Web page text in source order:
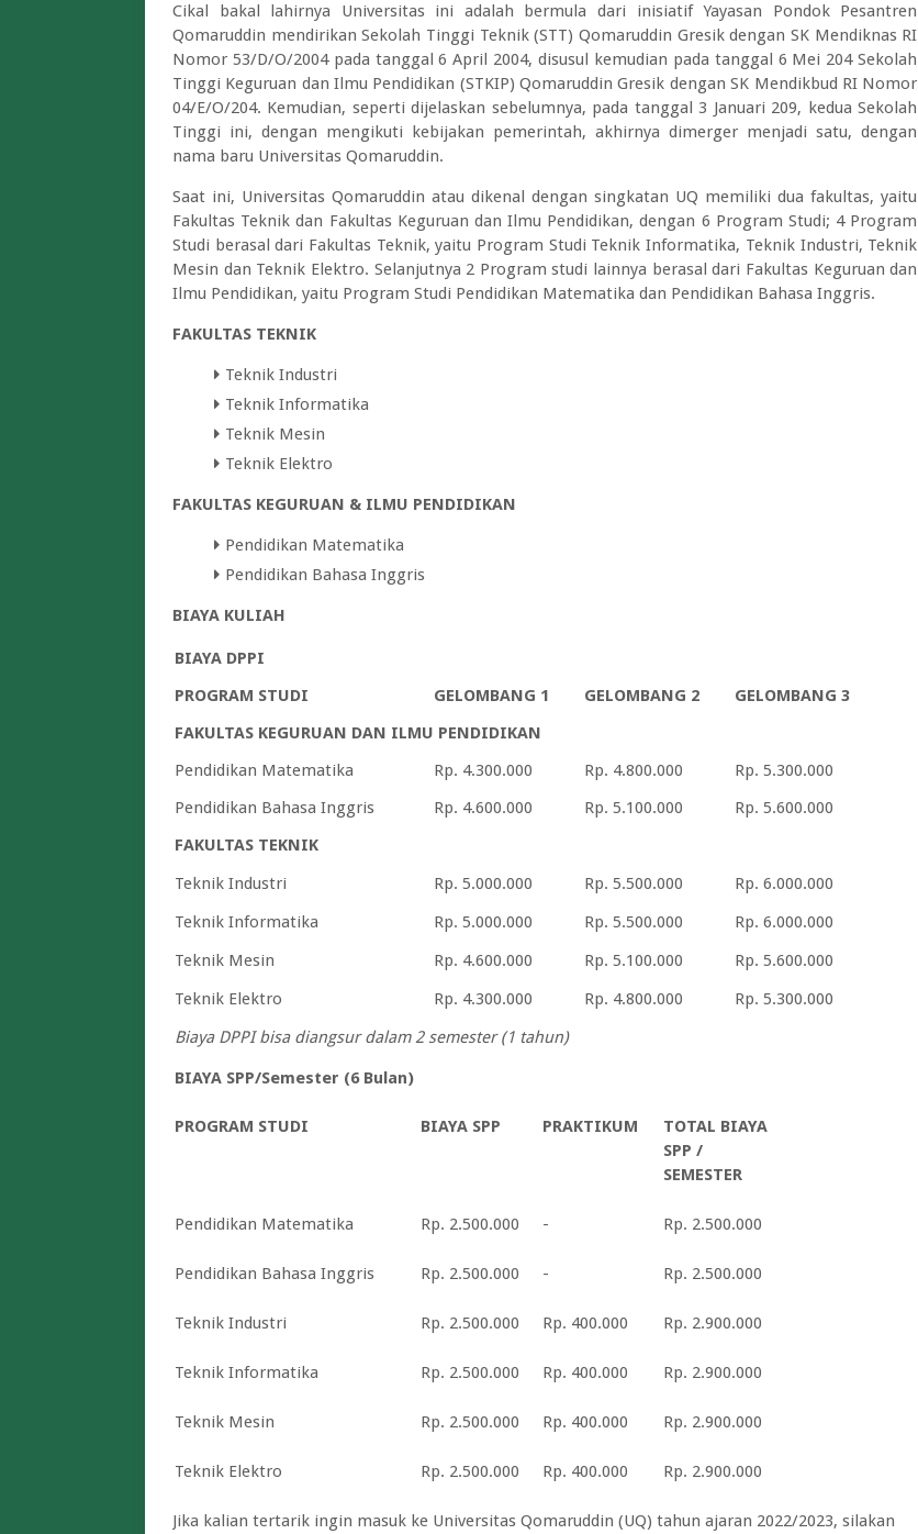
Cikal bakal lahirnya Universitas ini adalah bermula dari inisiatif Yayasan Pondok Pesantren
Qomaruddin mendirikan Sekolah Tinggi Teknik (STT) Qomaruddin Gresik dengan SK Mendiknas RI
Nomor 53/D/O/2004 pada tanggal 6 April 2004, disusul kemudian pada tanggal 6 Mei 204 Sekolah
Tinggi Keguruan dan Ilmu Pendidikan (STKIP) Qomaruddin Gresik dengan SK Mendikbud RI Nomor
04/E/O/204. Kemudian, seperti dijelaskan sebelumnya, pada tanggal 3 Januari 209, kedua Sekolah
Tinggi ini, dengan mengikuti kebijakan pemerintah, akhirnya dimerger menjadi satu, dengan
nama baru Universitas Qomaruddin.
Saat ini, Universitas Qomaruddin atau dikenal dengan singkatan UQ memiliki dua fakultas, yaitu
Fakultas Teknik dan Fakultas Keguruan dan Ilmu Pendidikan, dengan 6 Program Studi; 4 Program
Studi berasal dari Fakultas Teknik, yaitu Program Studi Teknik Informatika, Teknik Industri, Teknik
Mesin dan Teknik Elektro. Selanjutnya 2 Program studi lainnya berasal dari Fakultas Keguruan dan
Ilmu Pendidikan, yaitu Program Studi Pendidikan Matematika dan Pendidikan Bahasa Inggris.
FAKULTAS TEKNIK
Teknik Industri
Teknik Informatika
Teknik Mesin
Teknik Elektro
FAKULTAS KEGURUAN & ILMU PENDIDIKAN
Pendidikan Matematika
Pendidikan Bahasa Inggris
BIAYA KULIAH
BIAYA DPPI
PROGRAM STUDI
GELOMBANG 1 GELOMBANG 2
GELOMBANG 3
FAKULTAS KEGURUAN DAN ILMU PENDIDIKAN
Pendidikan Matematika
Rp. 4.300.000 Rp. 4.800.000
Rp. 5.300.000
Pendidikan Bahasa Inggris
Rp. 4.600.000 Rp. 5.100.000
Rp. 5.600.000
FAKULTAS TEKNIK
Teknik Industri
Rp. 5.000.000 Rp. 5.500.000
Rp. 6.000.000
Teknik Informatika
Rp. 5.000.000 Rp. 5.500.000
Rp. 6.000.000
Teknik Mesin
Rp. 4.600.000 Rp. 5.100.000
Rp. 5.600.000
Teknik Elektro
Rp. 4.300.000 Rp. 4.800.000
Rp. 5.300.000
Biaya DPPI bisa diangsur dalam 2 semester (1 tahun)
BIAYA SPP/Semester (6 Bulan)
PROGRAM STUDI BIAYA SPP PRAKTIKUM
TOTAL BIAYA
SPP /
SEMESTER
Pendidikan Matematika Rp. 2.500.000 - Rp. 2.500.000
Pendidikan Bahasa Inggris Rp. 2.500.000 - Rp. 2.500.000
Teknik Industri Rp. 2.500.000 Rp. 400.000 Rp. 2.900.000
Teknik Informatika Rp. 2.500.000 Rp. 400.000 Rp. 2.900.000
Teknik Mesin Rp. 2.500.000 Rp. 400.000 Rp. 2.900.000
Teknik Elektro Rp. 2.500.000 Rp. 400.000 Rp. 2.900.000
Jika kalian tertarik ingin masuk ke Universitas Qomaruddin (UQ) tahun ajaran 2022/2023, silakan